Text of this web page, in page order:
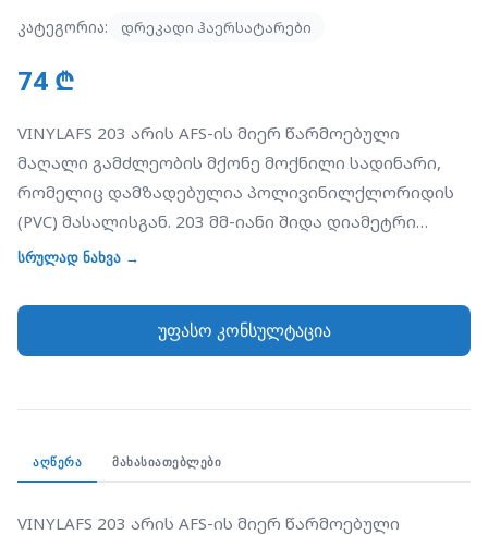
კატეგორია: დრეკადი ჰაერსატარები
74 ₾
VINYLAFS 203 არის AFS-ის მიერ წარმოებული
მაღალი გამძლეობის მქონე მოქნილი სადინარი,
რომელიც დამზადებულია პოლივინილქლორიდის
(PVC) მასალისგან. 203 მმ-იანი შიდა დიამეტრი
იდეალურად ერგება 200 მმ ნომინალური ზომის
მაგისტრალებს. ალუმინის არხებთან შედარებით,
VINYLAFS გამოირჩევა გაცილებით მაღალი
საუკეთესო არჩევანია იმ შემთხვევებში, როდესაც
საჭიროა ქიმიურად მედეგი და ვიბრაციის მიმართ
მდგრადი საჰაერო არხი.
სრულად ნახვა →
უფასო კონსულტაცია
ᲐᲦᲬᲔᲠᲐ ᲛᲐᲮᲐᲡᲘᲐᲗᲔᲑᲚᲔᲑᲘ
VINYLAFS 203 არის AFS-ის მიერ წარმოებული